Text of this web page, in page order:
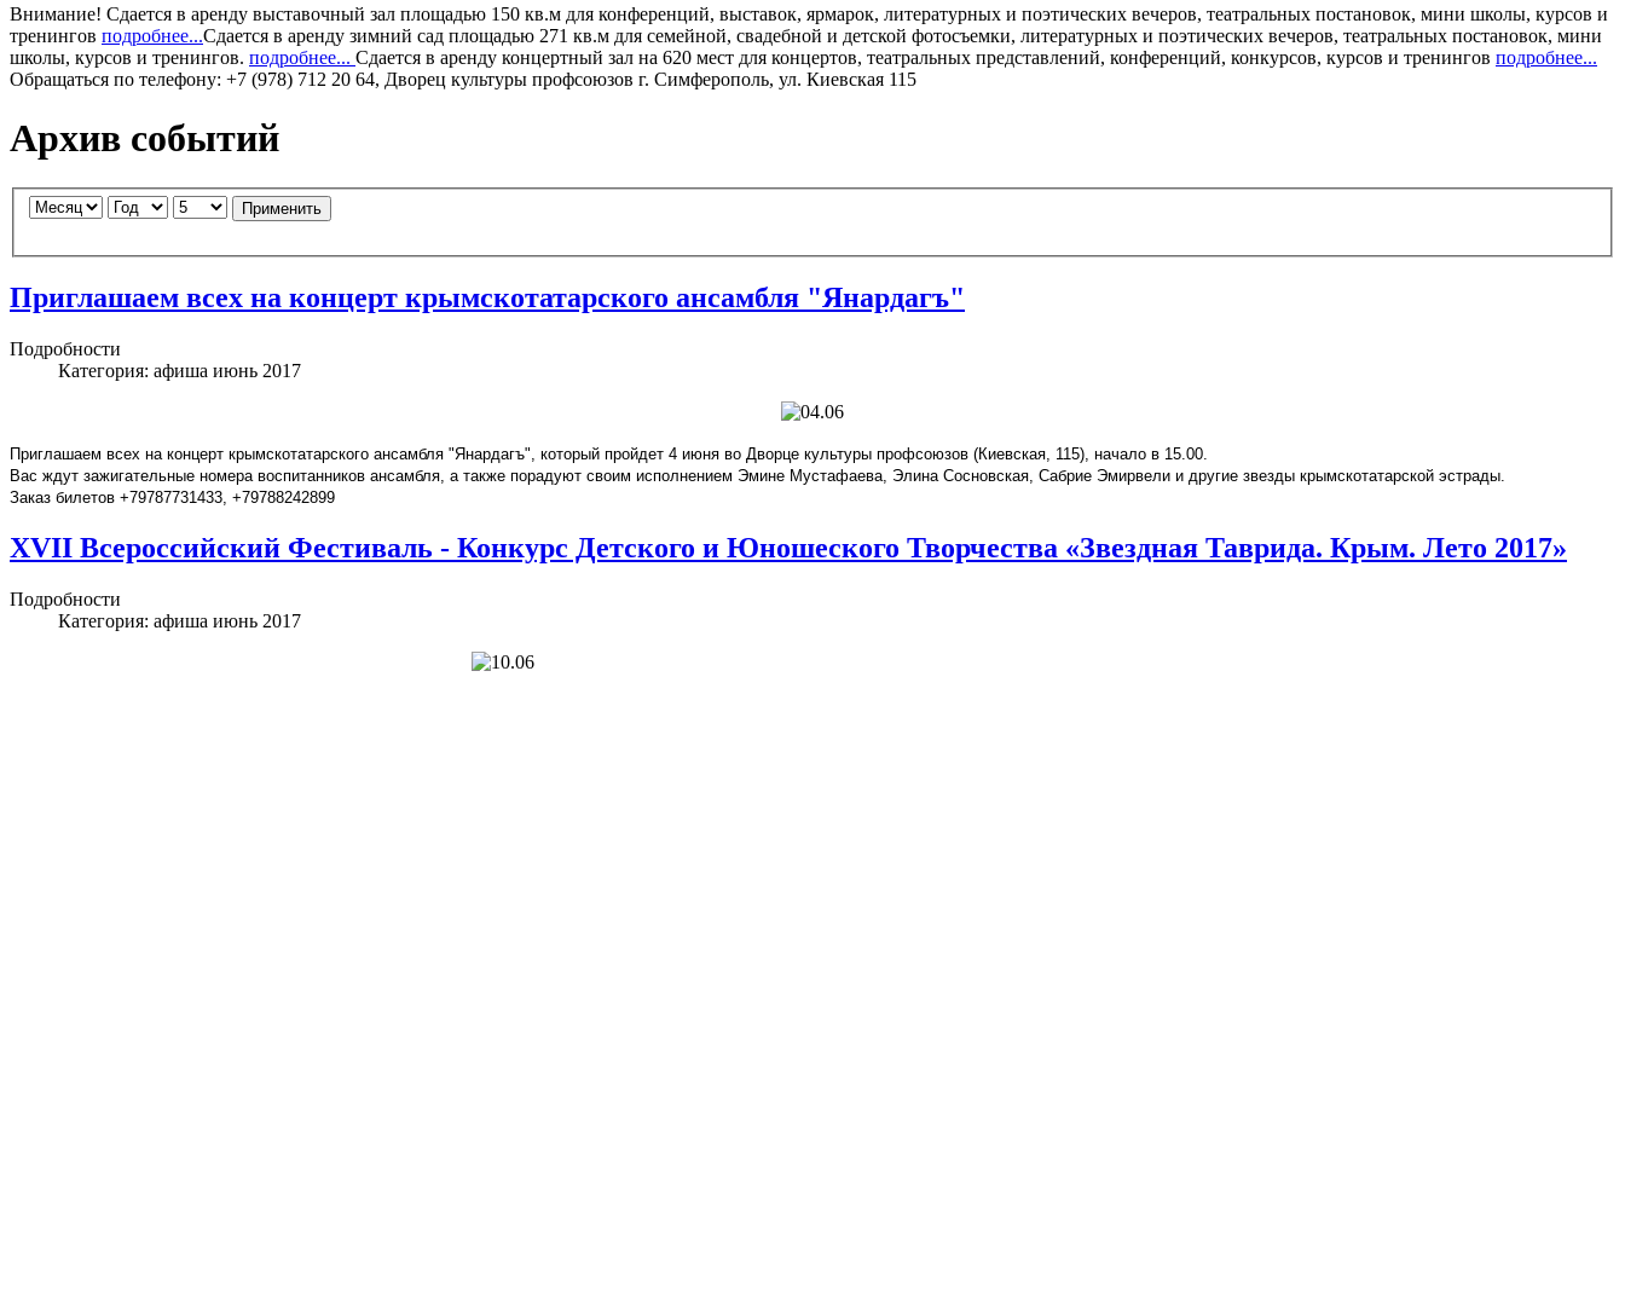
Внимание! Сдается в аренду выставочный зал площадью 150 кв.м для конференций, выставок, ярмарок, литературных и поэтических вечеров, театральных постановок, мини школы, курсов и
тренингов подробнее...Сдается в аренду зимний сад площадью 271 кв.м для семейной, свадебной и детской фотосъемки, литературных и поэтических вечеров, театральных постановок, мини
школы, курсов и тренингов. подробнее... Сдается в аренду концертный зал на 620 мест для концертов, театральных представлений, конференций, конкурсов, курсов и тренингов подробнее...
Обращаться по телефону: +7 (978) 712 20 64, Дворец культуры профсоюзов г. Симферополь, ул. Киевская 115
Архив событий
Применить
Приглашаем всех на концерт крымскотатарского ансамбля "Янардагъ"
Подробности
Категория: афиша июнь 2017
Приглашаем всех на концерт крымскотатарского ансамбля "Янардагъ", который пройдет 4 июня во Дворце культуры профсоюзов (Киевская, 115), начало в 15.00.
Вас ждут зажигательные номера воспитанников ансамбля, а также порадуют своим исполнением Эмине Мустафаева, Элина Сосновская, Сабрие Эмирвели и другие звезды крымскотатарской эстрады.
Заказ билетов +79787731433, +79788242899
XVII Всероссийский Фестиваль - Конкурс Детского и Юношеского Творчества «Звездная Таврида. Крым. Лето 2017»
Подробности
Категория: афиша июнь 2017